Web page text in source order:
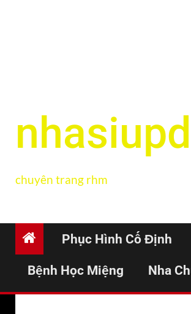
chuyên trang rhm
Phục Hình Cố Định
Bệnh Học Miệng Nha